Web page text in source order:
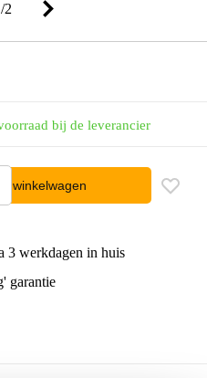
/2
bij de leverancier
In winkelwagen
3 werkdagen in huis
garantie